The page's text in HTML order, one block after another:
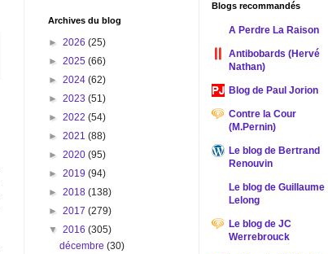
Archives du blog
► 2026 (25)
► 2025 (66)
► 2024 (62)
► 2023 (51)
► 2022 (54)
► 2021 (88)
► 2020 (95)
► 2019 (94)
► 2018 (138)
► 2017 (279)
▼ 2016 (305)
décembre(30)
Blogs recommandés
A Perdre La Raison
Antibobards (Hervé
Nathan)
Blog de Paul Jorion
Contre la Cour
(M.Pernin)
Le blog de Bertrand
Renouvin
Le blog de Guillaume
Lelong
Le blog de JC
Werrebrouck